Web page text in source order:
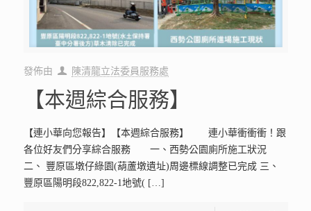
發佈由 陳清龍立法委員服務處
【本週綜合服務】
【連小華向您報告】【本週綜合服務】 連小華衝衝衝！跟
各位好友們分享綜合服務 一、西勢公園廁所施工狀況
二、 豐原區墩仔綠園(葫蘆墩遺址)周邊標線調整已完成 三、
豐原區陽明段822,822-1地號([…]